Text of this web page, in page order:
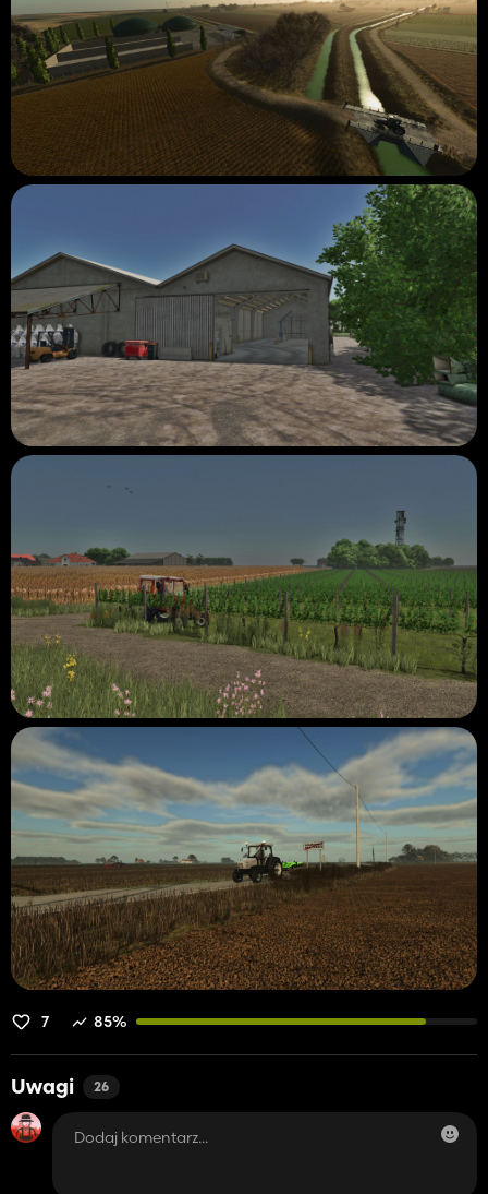
poprawki.
Jak zbierać winogrona, gdy kombajn nie dosięga?
Tak jak dorastałem z moim dziadkiem, ręcznie!
Żarty na bok, to od ciebie zależy, czy zachowasz, czy usuniesz te
linie, dziś już się to nie zdarza, ale w przeszłości podczas sadzenia
winnicy wykorzystywałeś całą przestrzeń, jaką miałeś na polu, i
myślę, że daje to ładne, malownicze szczegóły na mapie.
W Internecie można znaleźć mody do ręcznego zbierania
plonów.
Kiedy mapa zostanie wydana?
Muszę dokończyć kilka ważnych szczegółów i dokładnie go
przetestować, aby upewnić się, że nie ma błędów ani problemów,
więc nie chcę kłamać i podawać daty, ale mam nadzieję, że
wypuszczę go w pierwszych dniach lutego.
To wszystko, ludzie! Zostawiam wam kilka zdjęć obszaru BGA,
punktu sprzedaży i trochę scenerii.
7 85%
Uwagi 26